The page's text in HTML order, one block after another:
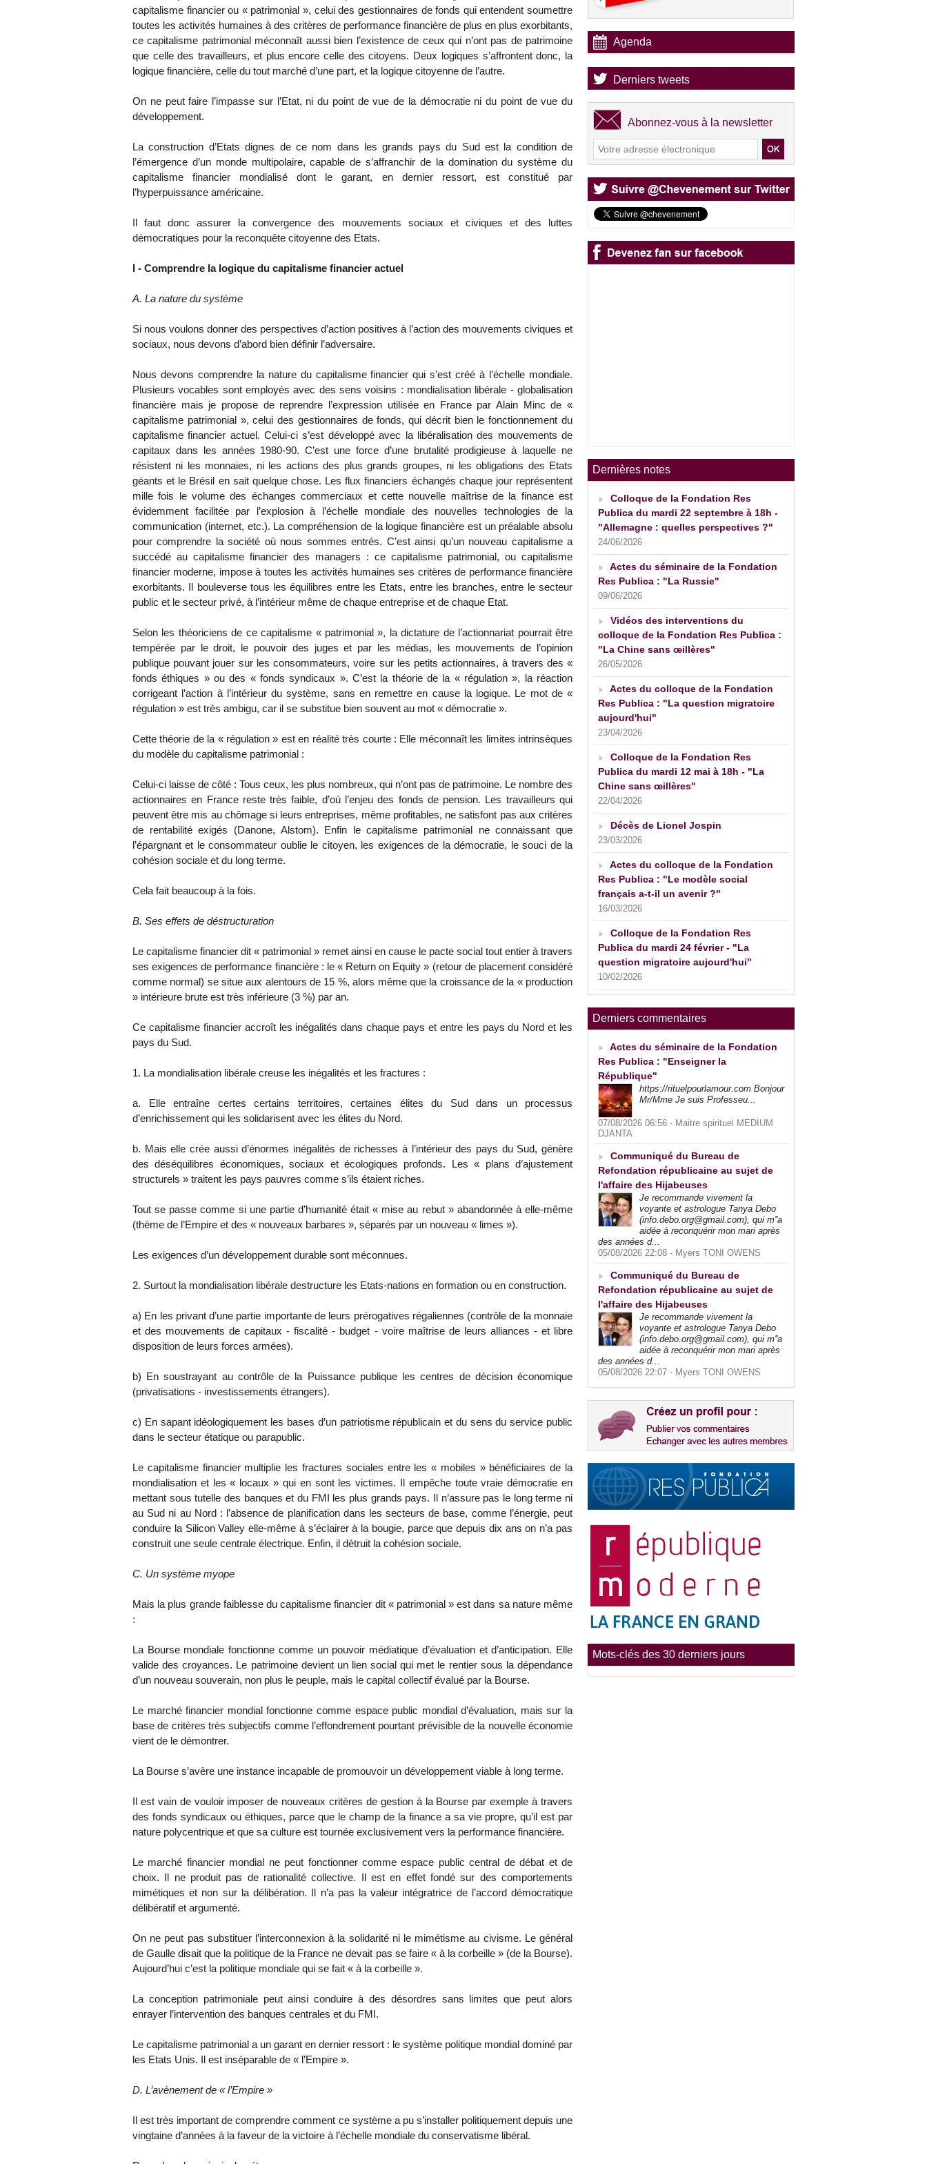
capitalisme financier ou « patrimonial », celui des gestionnaires de fonds qui entendent soumettre
toutes les activités humaines à des critères de performance financière de plus en plus exorbitants,
ce capitalisme patrimonial méconnaît aussi bien l’existence de ceux qui n’ont pas de patrimoine
que celle des travailleurs, et plus encore celle des citoyens. Deux logiques s’affrontent donc, la
logique financière, celle du tout marché d’une part, et la logique citoyenne de l’autre.
On ne peut faire l’impasse sur l’Etat, ni du point de vue de la démocratie ni du point de vue du
développement.
La construction d’Etats dignes de ce nom dans les grands pays du Sud est la condition de
l’émergence d’un monde multipolaire, capable de s’affranchir de la domination du système du
capitalisme financier mondialisé dont le garant, en dernier ressort, est constitué par
l’hyperpuissance américaine.
Il faut donc assurer la convergence des mouvements sociaux et civiques et des luttes
démocratiques pour la reconquête citoyenne des Etats.
I - Comprendre la logique du capitalisme financier actuel
A. La nature du système
Si nous voulons donner des perspectives d’action positives à l’action des mouvements civiques et
sociaux, nous devons d’abord bien définir l’adversaire.
Nous devons comprendre la nature du capitalisme financier qui s’est créé à l’échelle mondiale.
Plusieurs vocables sont employés avec des sens voisins : mondialisation libérale - globalisation
financière mais je propose de reprendre l’expression utilisée en France par Alain Minc de «
capitalisme patrimonial », celui des gestionnaires de fonds, qui décrit bien le fonctionnement du
capitalisme financier actuel. Celui-ci s’est développé avec la libéralisation des mouvements de
capitaux dans les années 1980-90. C’est une force d’une brutalité prodigieuse à laquelle ne
résistent ni les monnaies, ni les actions des plus grands groupes, ni les obligations des Etats
géants et le Brésil en sait quelque chose. Les flux financiers échangés chaque jour représentent
mille fois le volume des échanges commerciaux et cette nouvelle maîtrise de la finance est
évidemment facilitée par l’explosion à l’échelle mondiale des nouvelles technologies de la
communication (internet, etc.). La compréhension de la logique financière est un préalable absolu
pour comprendre la société où nous sommes entrés. C’est ainsi qu’un nouveau capitalisme a
succédé au capitalisme financier des managers : ce capitalisme patrimonial, ou capitalisme
financier moderne, impose à toutes les activités humaines ses critères de performance financière
exorbitants. Il bouleverse tous les équilibres entre les Etats, entre les branches, entre le secteur
public et le secteur privé, à l’intérieur même de chaque entreprise et de chaque Etat.
Selon les théoriciens de ce capitalisme « patrimonial », la dictature de l’actionnariat pourrait être
tempérée par le droit, le pouvoir des juges et par les médias, les mouvements de l’opinion
publique pouvant jouer sur les consommateurs, voire sur les petits actionnaires, à travers des «
fonds éthiques » ou des « fonds syndicaux ». C’est la théorie de la « régulation », la réaction
corrigeant l’action à l’intérieur du système, sans en remettre en cause la logique. Le mot de «
régulation » est très ambigu, car il se substitue bien souvent au mot « démocratie ».
Cette théorie de la « régulation » est en réalité très courte : Elle méconnaît les limites intrinsèques
du modèle du capitalisme patrimonial :
Celui-ci laisse de côté : Tous ceux, les plus nombreux, qui n’ont pas de patrimoine. Le nombre des
actionnaires en France reste très faible, d’où l’enjeu des fonds de pension. Les travailleurs qui
peuvent être mis au chômage si leurs entreprises, même profitables, ne satisfont pas aux critères
de rentabilité exigés (Danone, Alstom). Enfin le capitalisme patrimonial ne connaissant que
l’épargnant et le consommateur oublie le citoyen, les exigences de la démocratie, le souci de la
cohésion sociale et du long terme.
Cela fait beaucoup à la fois.
B. Ses effets de déstructuration
Le capitalisme financier dit « patrimonial » remet ainsi en cause le pacte social tout entier à travers
ses exigences de performance financière : le « Return on Equity » (retour de placement considéré
comme normal) se situe aux alentours de 15 %, alors même que la croissance de la « production
» intérieure brute est très inférieure (3 %) par an.
Ce capitalisme financier accroît les inégalités dans chaque pays et entre les pays du Nord et les
pays du Sud.
1. La mondialisation libérale creuse les inégalités et les fractures :
a. Elle entraîne certes certains territoires, certaines élites du Sud dans un processus
d’enrichissement qui les solidarisent avec les élites du Nord.
b. Mais elle crée aussi d’énormes inégalités de richesses à l’intérieur des pays du Sud, génère
des déséquilibres économiques, sociaux et écologiques profonds. Les « plans d’ajustement
structurels » traitent les pays pauvres comme s’ils étaient riches.
Tout se passe comme si une partie d’humanité était « mise au rebut » abandonnée à elle-même
(thème de l’Empire et des « nouveaux barbares », séparés par un nouveau « limes »).
Les exigences d’un développement durable sont méconnues.
2. Surtout la mondialisation libérale destructure les Etats-nations en formation ou en construction.
a) En les privant d’une partie importante de leurs prérogatives régaliennes (contrôle de la monnaie
et des mouvements de capitaux - fiscalité - budget - voire maîtrise de leurs alliances - et libre
disposition de leurs forces armées).
b) En soustrayant au contrôle de la Puissance publique les centres de décision économique
(privatisations - investissements étrangers).
c) En sapant idéologiquement les bases d’un patriotisme républicain et du sens du service public
dans le secteur étatique ou parapublic.
Le capitalisme financier multiplie les fractures sociales entre les « mobiles » bénéficiaires de la
mondialisation et les « locaux » qui en sont les victimes. Il empêche toute vraie démocratie en
mettant sous tutelle des banques et du FMI les plus grands pays. Il n’assure pas le long terme ni
au Sud ni au Nord : l’absence de planification dans les secteurs de base, comme l’énergie, peut
conduire la Silicon Valley elle-même à s’éclairer à la bougie, parce que depuis dix ans on n’a pas
construit une seule centrale électrique. Enfin, il détruit la cohésion sociale.
C. Un système myope
Mais la plus grande faiblesse du capitalisme financier dit « patrimonial » est dans sa nature même
:
La Bourse mondiale fonctionne comme un pouvoir médiatique d’évaluation et d’anticipation. Elle
valide des croyances. Le patrimoine devient un lien social qui met le rentier sous la dépendance
d’un nouveau souverain, non plus le peuple, mais le capital collectif évalué par la Bourse.
Le marché financier mondial fonctionne comme espace public mondial d’évaluation, mais sur la
base de critères très subjectifs comme l’effondrement pourtant prévisible de la nouvelle économie
vient de le démontrer.
La Bourse s’avère une instance incapable de promouvoir un développement viable à long terme.
Il est vain de vouloir imposer de nouveaux critères de gestion à la Bourse par exemple à travers
des fonds syndicaux ou éthiques, parce que le champ de la finance a sa vie propre, qu’il est par
nature polycentrique et que sa culture est tournée exclusivement vers la performance financière.
Le marché financier mondial ne peut fonctionner comme espace public central de débat et de
choix. Il ne produit pas de rationalité collective. Il est en effet fondé sur des comportements
mimétiques et non sur la délibération. Il n’a pas la valeur intégratrice de l’accord démocratique
délibératif et argumenté.
On ne peut pas substituer l’interconnexion à la solidarité ni le mimétisme au civisme. Le général
de Gaulle disait que la politique de la France ne devait pas se faire « à la corbeille » (de la Bourse).
Aujourd’hui c’est la politique mondiale qui se fait « à la corbeille ».
La conception patrimoniale peut ainsi conduire à des désordres sans limites que peut alors
enrayer l’intervention des banques centrales et du FMI.
Le capitalisme patrimonial a un garant en dernier ressort : le système politique mondial dominé par
les Etats Unis. Il est inséparable de « l’Empire ».
D. L’avènement de « l’Empire »
Il est très important de comprendre comment ce système a pu s’installer politiquement depuis une
vingtaine d’années à la faveur de la victoire à l’échelle mondiale du conservatisme libéral.
Agenda
Derniers tweets
Abonnez-vous à la newsletter
Dernières notes
Colloque de la Fondation Res
Publica du mardi 22 septembre à 18h -
"Allemagne : quelles perspectives ?"
24/06/2026
Actes du séminaire de la Fondation
Res Publica : "La Russie"
09/06/2026
Vidéos des interventions du
colloque de la Fondation Res Publica :
"La Chine sans œillères"
26/05/2026
Actes du colloque de la Fondation
Res Publica : "La question migratoire
aujourd'hui"
23/04/2026
Colloque de la Fondation Res
Publica du mardi 12 mai à 18h - "La
Chine sans œillères"
22/04/2026
Décès de Lionel Jospin
23/03/2026
Actes du colloque de la Fondation
Res Publica : "Le modèle social
français a-t-il un avenir ?"
16/03/2026
Colloque de la Fondation Res
Publica du mardi 24 février - "La
question migratoire aujourd'hui"
10/02/2026
Derniers commentaires
Actes du séminaire de la Fondation
Res Publica : "Enseigner la
République"
https://rituelpourlamour.com Bonjour
Mr/Mme Je suis Professeu...
07/08/2026 06:56 - Maitre spirituel MEDIUM
DJANTA
Communiqué du Bureau de
Refondation républicaine au sujet de
l'affaire des Hijabeuses
Je recommande vivement la
voyante et astrologue Tanya Debo
(info.debo.org@gmail.com), qui m''a
aidée à reconquérir mon mari après
des années d...
05/08/2026 22:08 - Myers TONI OWENS
Communiqué du Bureau de
Refondation républicaine au sujet de
l'affaire des Hijabeuses
Je recommande vivement la
voyante et astrologue Tanya Debo
(info.debo.org@gmail.com), qui m''a
aidée à reconquérir mon mari après
des années d...
05/08/2026 22:07 - Myers TONI OWENS
Mots-clés des 30 derniers jours